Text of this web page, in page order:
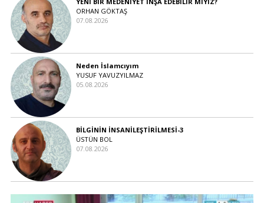
ORHAN GÖKTAŞ
07.08.2026
Neden İslamcıyım
YUSUF YAVUZYILMAZ
05.08.2026
BİLGİNİN İNSANİLEŞTİRİLMESİ-3
ÜSTÜN BOL
07.08.2026